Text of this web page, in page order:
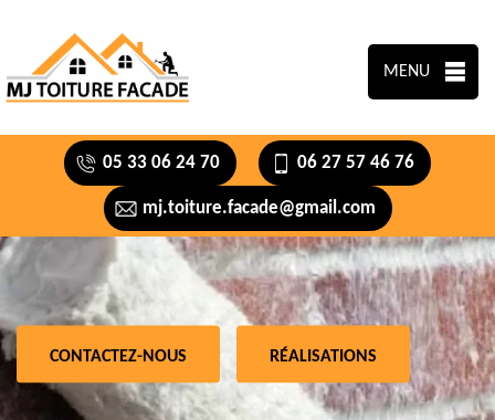
MENU
05 33 06 24 70 06 27 57 46 76
mj.toiture.facade@gmail.com
CONTACTEZ-NOUS RÉALISATIONS